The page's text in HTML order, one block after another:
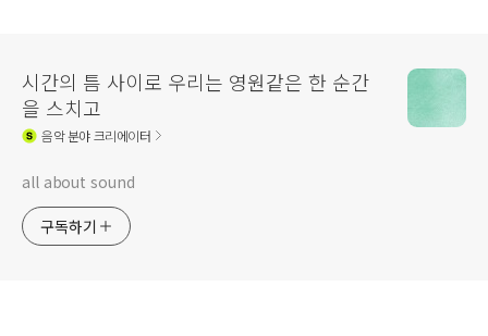
시간의 틈 사이로 우리는 영원같은 한 순간
을 스치고
음악분야 크리에이터
all about sound
구독하기